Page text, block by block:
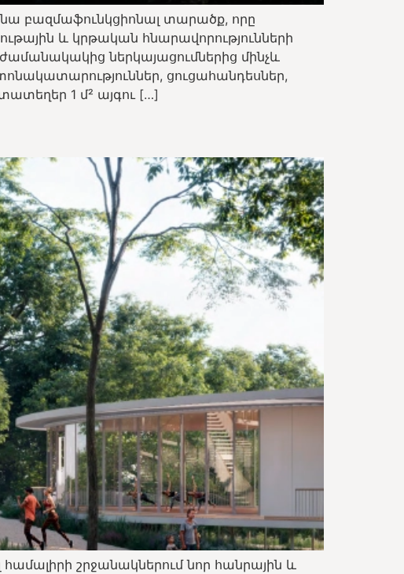
բազմաֆունկցիոնալ տարածք, որը
և կրթական հնարավորությունների
ներկայացումներից մինչև
ցուցահանդեսներ,
1 մ² այգու […]
շրջանակներում նոր հանրային և